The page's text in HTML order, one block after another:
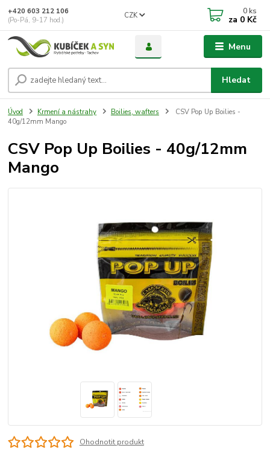
Menu
CZK
Hledat
+420 603 212 106
(Po-Pá, 9-17 hod.)
0 ks
za 0 Kč
Úvod Krmení a nástrahy Boilies, wafters
CSV Pop Up Boilies -
40g/12mm Mango
CSV Pop Up Boilies - 40g/12mm
Mango
Ohodnotit produkt